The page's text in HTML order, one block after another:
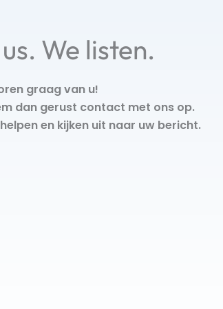
We listen.
graag van u!
dan gerust contact met ons op.
en kijken uit naar uw bericht.